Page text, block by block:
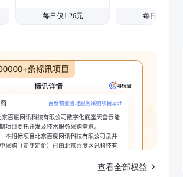
每日仅1.26元 每日仅1.08元
查看全部权益